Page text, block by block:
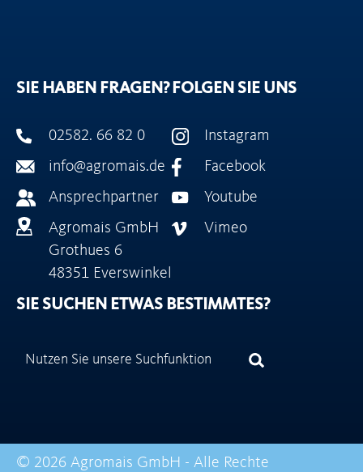
SIE HABEN FRAGEN?
02582. 66 82 0
info@agromais.de
Ansprechpartner
Agromais GmbH
Grothues 6
48351 Everswinkel
FOLGEN SIE UNS
Instagram
Facebook
Youtube
Vimeo
SIE SUCHEN ETWAS BESTIMMTES?
© 2026 Agromais GmbH - Alle Rechte